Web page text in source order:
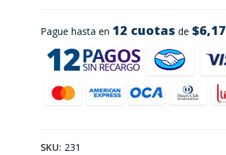
Pague hasta en 12 cuotas de $6,17
SKU: 231